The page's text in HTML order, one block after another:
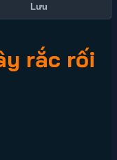
Lưu
rắc rối